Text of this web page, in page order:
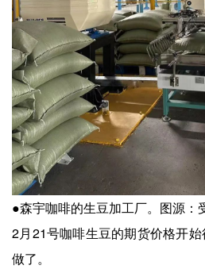
●森宇咖啡的生豆加工厂。图源：
2月21号咖啡生豆的期货价格开
做了。